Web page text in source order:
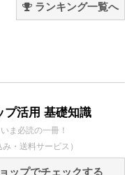
ランキング一覧へ
プ活用 基礎知識
ま必読の一冊！
・送料サービス）
ップでチェックする